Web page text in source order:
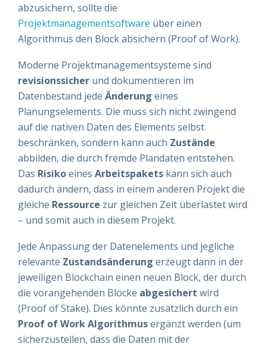
abzusichern, sollte die
Projektmanagementsoftware über einen
Algorithmus den Block absichern (Proof of Work).
Moderne Projektmanagementsysteme sind
revisionssicher und dokumentieren im
Datenbestand jede Änderung eines
Planungselements. Die muss sich nicht zwingend
auf die nativen Daten des Elements selbst
beschränken, sondern kann auch Zustände
abbilden, die durch fremde Plandaten entstehen.
Das Risikoeines Arbeitspakets kann sich auch
dadurch ändern, dass in einem anderen Projekt die
gleiche Ressource zur gleichen Zeit überlastet wird
– und somit auch in diesem Projekt.
Jede Anpassung der Datenelements und jegliche
relevante Zustandsänderung erzeugt dann in der
jeweiligen Blockchain einen neuen Block, der durch
die vorangehenden Blöcke abgesichert wird
(Proof of Stake). Dies könnte zusätzlich durch ein
Proof of Work Algorithmusergänzt werden (um
sicherzustellen, dass die Daten mit der